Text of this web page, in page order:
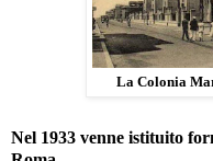
La Colonia
Nel 1933 venne istituito